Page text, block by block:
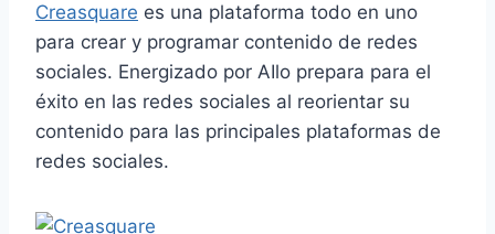
Creasquare es una plataforma todo en uno
para crear y programar contenido de redes
sociales. Energizado por AIlo prepara para el
éxito en las redes sociales al reorientar su
contenido para las principales plataformas de
redes sociales.